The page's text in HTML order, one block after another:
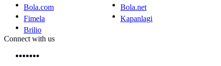
Bola.com
Bola.net
Fimela
Kapanlagi
Brilio
Connect with us